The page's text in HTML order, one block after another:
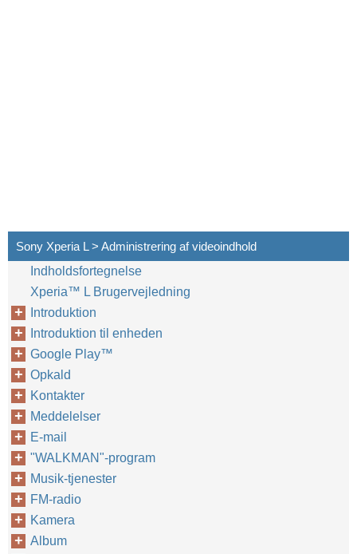
Sony Xperia L > Administrering af videoindhold
Indholdsfortegnelse
Xperia™‎ L Brugervejledning
Introduktion
Introduktion til enheden
Google Play™‎
Opkald
Kontakter
Meddelelser
E-mail
"WALKMAN"-program
Musik-tjenester
FM-radio
Kamera
Album